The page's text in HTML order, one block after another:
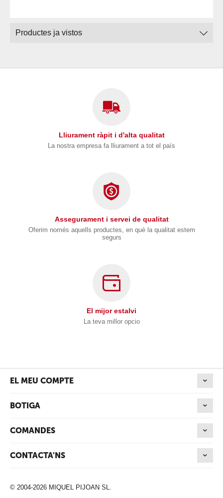
Productes ja vistos
Lliurament ràpit i d'alta qualitat
La nostra empresa fa lliurament a tot el país
Assegurament i servei de qualitat
Oferim només aquells productes, en què la qualitat estem
segurs
El mijor estalvi
La teva millor opcio
EL MEU COMPTE
BOTIGA
COMANDES
CONTACTA'NS
© 2004-2026 MIQUEL PIJOAN SL.